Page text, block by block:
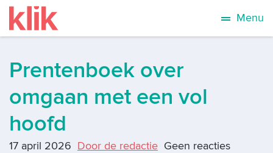
Menu
Prentenboek over
omgaan met een vol
hoofd
17 april 2026 Door de redactie Geen reacties